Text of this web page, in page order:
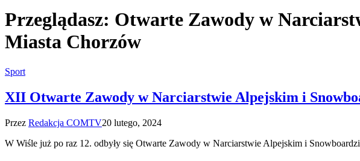
Przeglądasz: Otwarte Zawody w
Miasta Chorzów
Sport
XII Otwarte Zawody w Narciarstwie Alpejskim i
Przez Redakcja COMTV20 lutego, 2024
W Wiśle już po raz 12. odbyły się Otwarte Zawody w Narciarstwie Alpejskim i